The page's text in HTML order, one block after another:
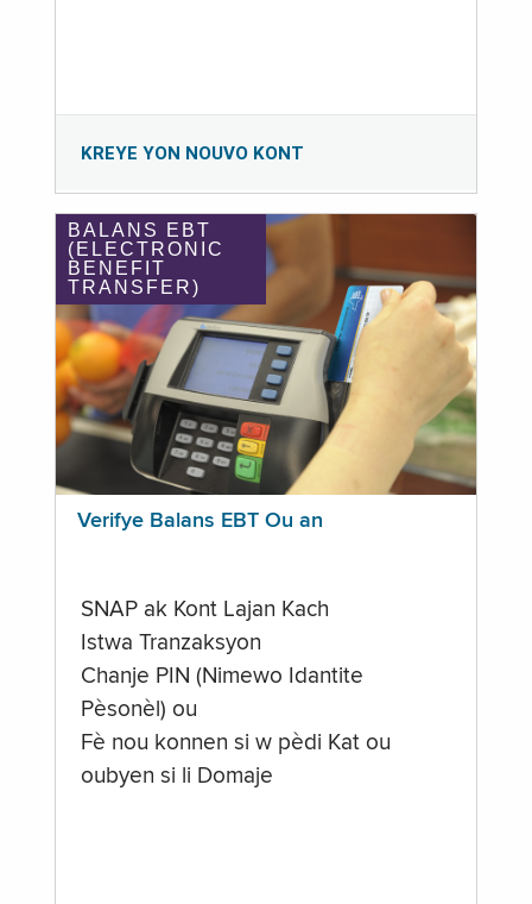
KREYE YON NOUVO KONT
BALANS EBT
(ELECTRONIC
BENEFIT
TRANSFER)
Verifye Balans EBT Ou an
SNAP ak Kont Lajan Kach
Istwa Tranzaksyon
Chanje PIN (Nimewo Idantite
Pèsonèl) ou
Fè nou konnen si w pèdi Kat ou
oubyen si li Domaje